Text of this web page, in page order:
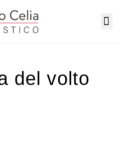
del volto